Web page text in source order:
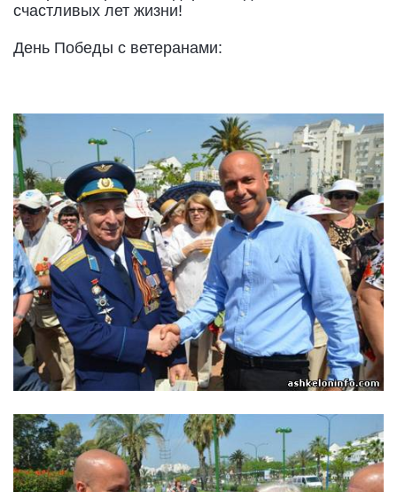
счастливых лет жизни!
День Победы с ветеранами: